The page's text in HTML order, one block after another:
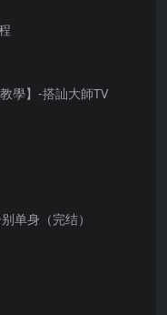
學】-搭訕大師TV
单身（完结）